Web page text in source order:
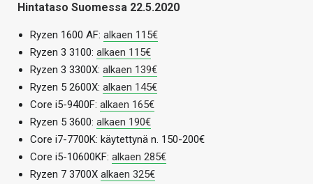
Hintataso Suomessa 22.5.2020
Ryzen 1600 AF: alkaen 115€
Ryzen 3 3100: alkaen 115€
Ryzen 3 3300X: alkaen 139€
Ryzen 5 2600X: alkaen 145€
Core i5-9400F: alkaen 165€
Ryzen 5 3600: alkaen 190€
Core i7-7700K: käytettynä n. 150-200€
Core i5-10600KF: alkaen 285€
Ryzen 7 3700X alkaen 325€